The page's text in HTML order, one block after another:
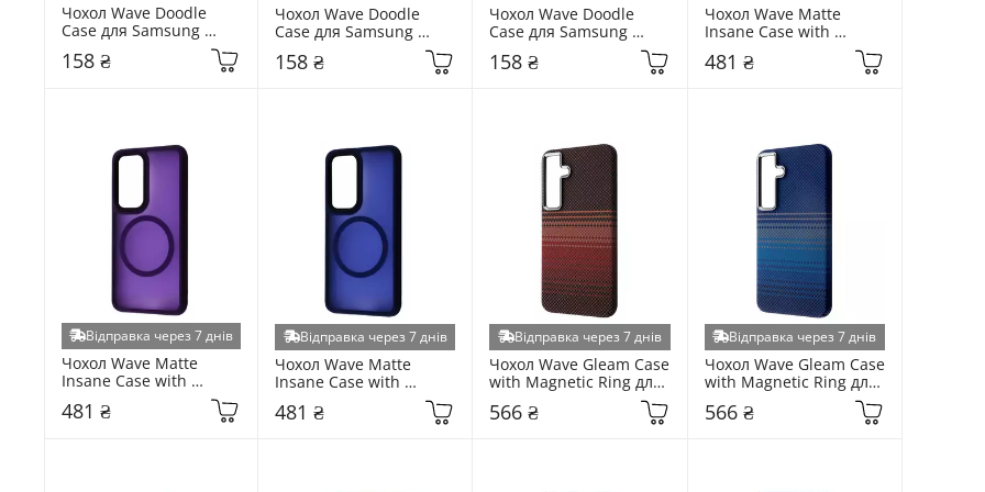
Чохол Wave Doodle
Case для Samsung
Galaxy S931 S25 Cats
(6957219834)
158 ₴
Чохол Wave Doodle
Case для Samsung
Galaxy S931 S25 flowers
(6972183950)
158 ₴
Чохол Wave Doodle
Case для Samsung
Galaxy S931 S25 Peach
(6928051374)
158 ₴
Чохол Wave Matte
Insane Case with
Samsung Galaxy S931
481 ₴
Відправка через 7 днів
Чохол Wave Matte
Insane Case with
Samsung Galaxy S931
481 ₴
Відправка через 7 днів
Чохол Wave Matte
Insane Case with
Samsung Galaxy S931
481 ₴
Відправка через 7 днів
Чохол Wave Gleam Case
with Magnetic Ring для
Samsung Galaxy S931
S25 Gold Stripes
566 ₴
Відправка через 7 днів
Чохол Wave Gleam Case
with Magnetic Ring для
Samsung Galaxy S931
S25 Blue Stripes
566 ₴